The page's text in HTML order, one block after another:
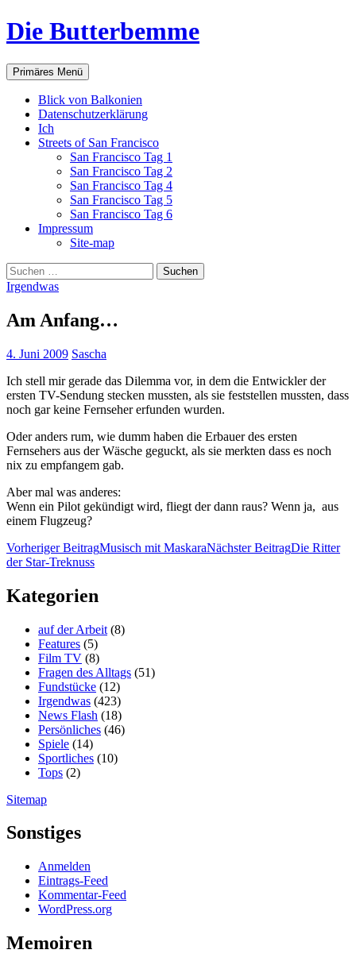
Zum
Inhalt
Die Butterbemme
Suchen
Primäres Menü
Blick von Balkonien
Datenschutzerklärung
Ich
Streets of San Francisco
San Francisco Tag 1
San Francisco Tag 2
San Francisco Tag 4
San Francisco Tag 5
San Francisco Tag 6
Impressum
Site-map
Suchen
nach:
Irgendwas
Am Anfang…
4. Juni 2009 Sascha
Ich stell mir gerade das Dilemma vor, in dem die Entwickler der
ersten TV-Sendung stecken mussten, als sie feststellen mussten, dass
noch gar keine Fernseher erfunden wurden.
Oder anders rum, wie dumm haben die Erbauer des ersten
Fernsehers aus der Wäsche geguckt, als sie merkten dass es noch
nix zu empfangem gab.
Aber mal was anderes:
Wenn ein Pilot gekündigt wird, fliegt der dann raus? Wenn ja, aus
einem Flugzeug?
Beitragsnavigation
Vorheriger BeitragMusisch mit MaskaraNächster BeitragDie Ritter
der Star-Treknuss
Kategorien
auf der Arbeit (8)
Features (5)
Film TV (8)
Fragen des Alltags (51)
Fundstücke (12)
Irgendwas (423)
News Flash (18)
Persönliches (46)
Spiele (14)
Sportliches (10)
Tops (2)
Sitemap
Sonstiges
Anmelden
Eintrags-Feed
Kommentar-Feed
WordPress.org
Memoiren